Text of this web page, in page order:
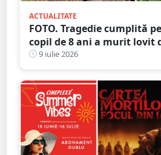
ACTUALITATE
FOTO. Tragedie cumplită
copil de 8 ani a murit lovit
câteva minute după ce
dispariția
9 iulie 2026